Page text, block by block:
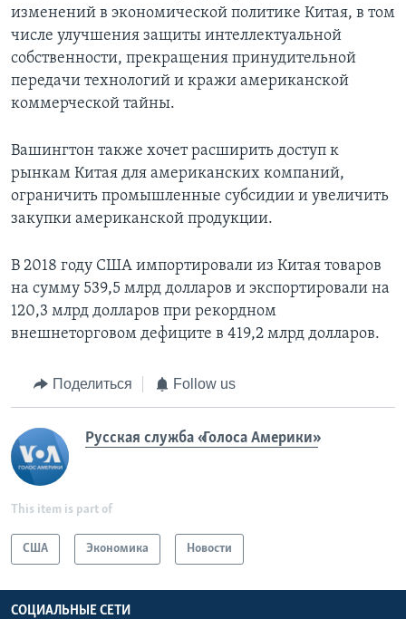
изменений в экономической политике Китая, в том
числе улучшения защиты интеллектуальной
собственности, прекращения принудительной
передачи технологий и кражи американской
коммерческой тайны.
Вашингтон также хочет расширить доступ к
рынкам Китая для американских компаний,
ограничить промышленные субсидии и увеличить
закупки американской продукции.
В 2018 году США импортировали из Китая товаров
на сумму 539,5 млрд долларов и экспортировали на
120,3 млрд долларов при рекордном
внешнеторговом дефиците в 419,2 млрд долларов.
Поделиться Follow us
Русская служба «Голоса Америки»
This item is part of
США Экономика Новости
СОЦИАЛЬНЫЕ СЕТИ